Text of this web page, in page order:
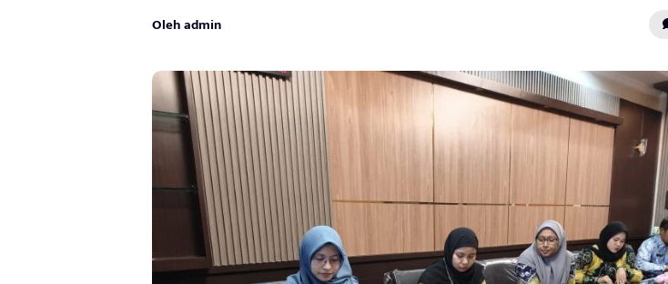
Oleh admin